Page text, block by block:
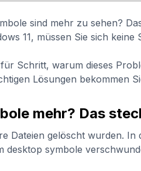
sind mehr zu sehen?
11, müssen Sie sich
Schritt, warum dieses
Lösungen bekommen
mehr? Das
Dateien gelöscht wurden.
symbole